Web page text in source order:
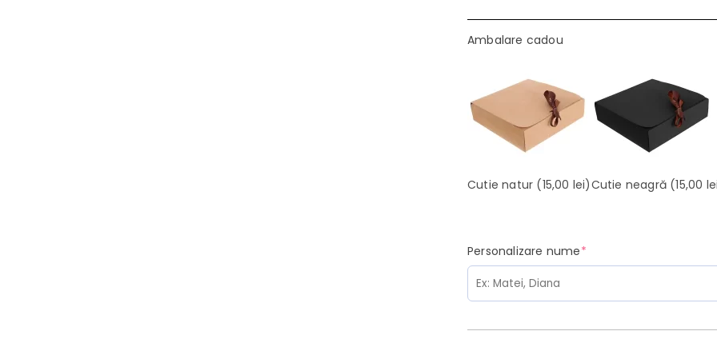
Ambalare cadou
Cutie natur (15,00 lei)Cutie neagră (15,00
Personalizare nume*(required)